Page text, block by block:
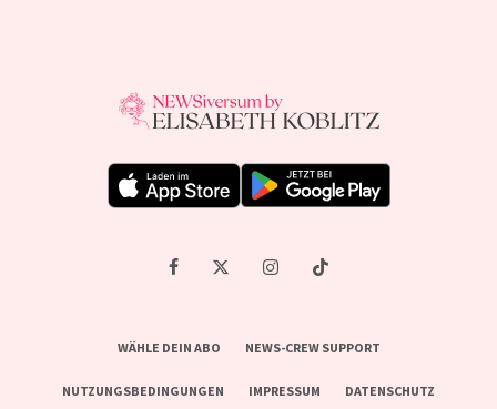
WÄHLE DEIN ABO NEWS-CREW SUPPORT
NUTZUNGSBEDINGUNGEN IMPRESSUM DATENSCHUTZ